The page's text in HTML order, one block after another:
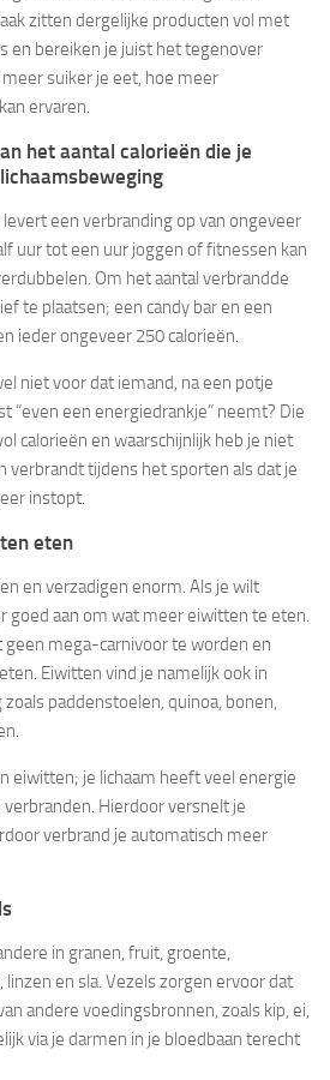
zitten dergelijke producten vol met
en bereiken je juist het tegenover
suiker je eet, hoe meer
ervaren.
het aantal calorieën die je
een verbranding op van ongeveer
uur tot een uur joggen of fitnessen kan
Om het aantal verbrandde
te plaatsen; een candy bar en een
ieder ongeveer 250 calorieën.
niet voor dat iemand, na een potje
“even een energiedrankje” neemt? Die
calorieën en waarschijnlijk heb je niet
verbrandt tijdens het sporten als dat je
instopt.
eten
en verzadigen enorm. Als je wilt
goed aan om wat meer eiwitten te eten.
geen mega-carnivoor te worden en
Eiwitten vind je namelijk ook in
paddenstoelen, quinoa, bonen,
eiwitten; je lichaam heeft veel energie
Hierdoor versnelt je
verbrand je automatisch meer
in granen, fruit, groente,
en sla. Vezels zorgen ervoor dat
andere voedingsbronnen, zoals kip, ei,
via je darmen in je bloedbaan terecht